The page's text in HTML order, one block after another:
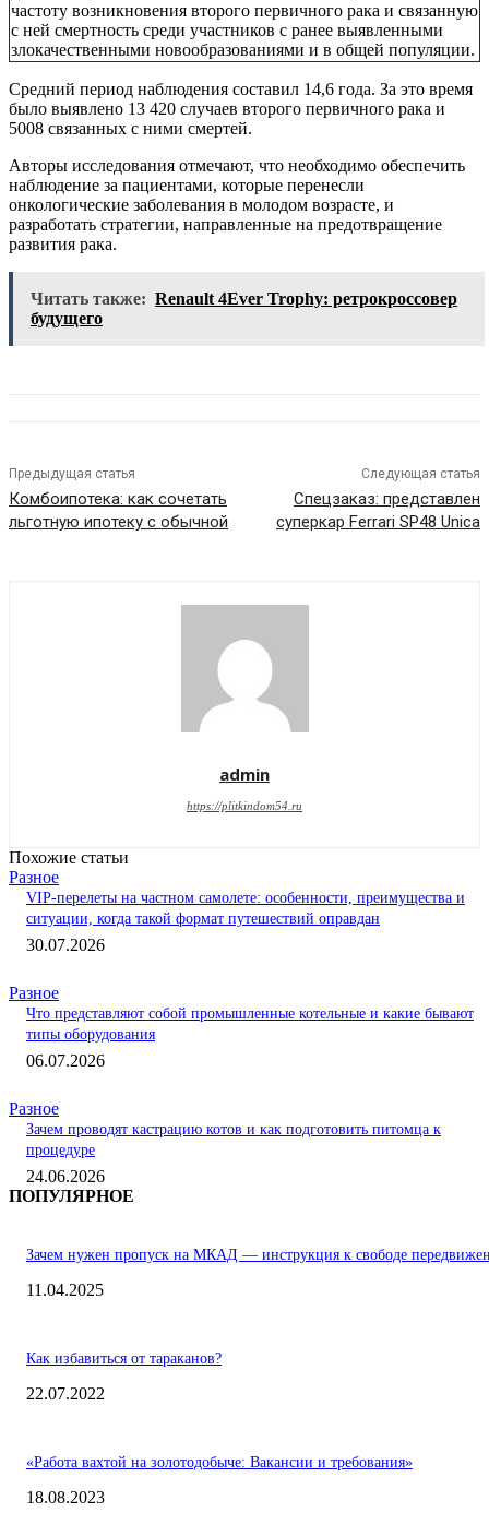
частоту возникновения второго первичного рака и связанную
с ней смертность среди участников с ранее выявленными
злокачественными новообразованиями и в общей популяции.
Средний период наблюдения составил 14,6 года. За это время
было выявлено 13 420 случаев второго первичного рака и
5008 связанных с ними смертей.
Авторы исследования отмечают, что необходимо обеспечить
наблюдение за пациентами, которые перенесли
онкологические заболевания в молодом возрасте, и
разработать стратегии, направленные на предотвращение
развития рака.
Читать также: Renault 4Ever Trophy: ретрокроссовер
будущего
Предыдущая статья
Комбоипотека: как сочетать
льготную ипотеку с обычной
Следующая статья
Спецзаказ: представлен
суперкар Ferrari SP48 Unica
admin
https://plitkindom54.ru
Похожие статьи
Разное
VIP-перелеты на частном самолете: особенности, преимущества и
ситуации, когда такой формат путешествий оправдан
30.07.2026
Разное
Что представляют собой промышленные котельные и какие бывают
типы оборудования
06.07.2026
Разное
Зачем проводят кастрацию котов и как подготовить питомца к
процедуре
24.06.2026
ПОПУЛЯРНОЕ
Зачем нужен пропуск на МКАД — инструкция к свободе
11.04.2025
Как избавиться от тараканов?
22.07.2022
«Работа вахтой на золотодобыче: Вакансии и требования»
18.08.2023